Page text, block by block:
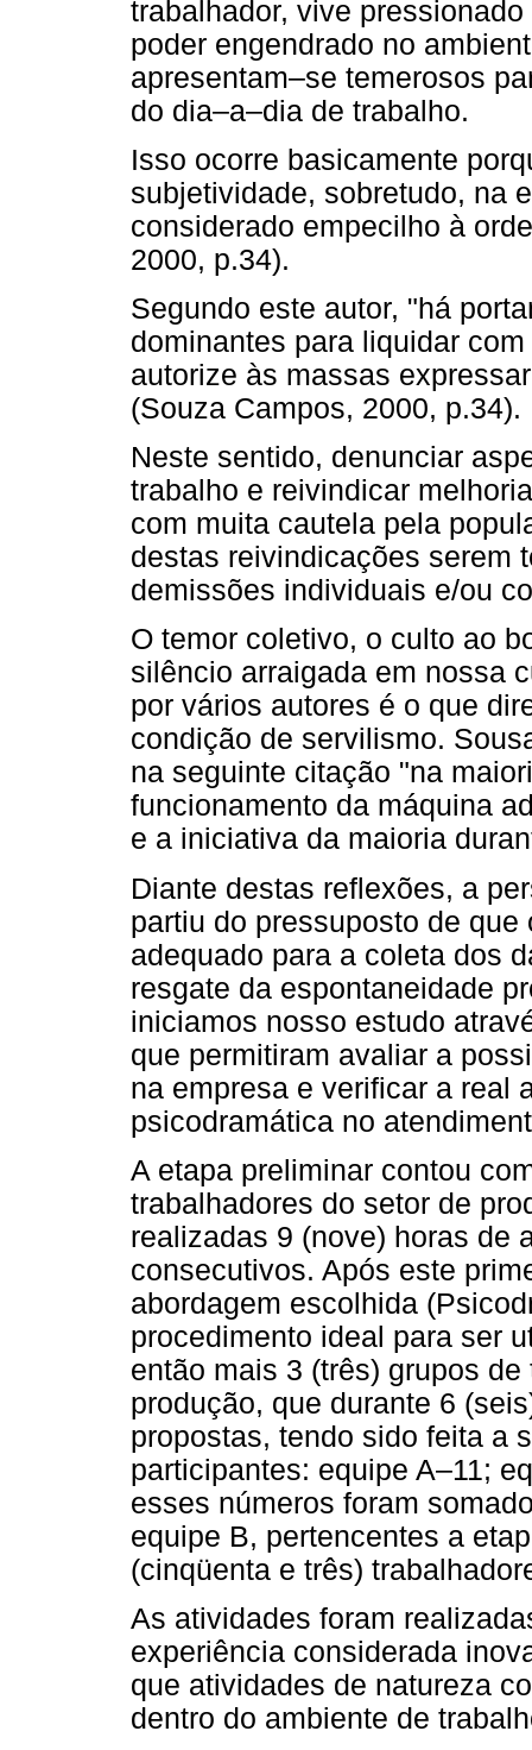
trabalhador, vive
poder engendrado no
apresentam–se temerosos
do dia–a–dia de trabalho.
Isso ocorre basicamente
subjetividade, sobretudo, na
considerado empecilho à
2000, p.34).
Segundo este autor, "há
dominantes para liquidar
autorize às massas
(Souza Campos, 2000, p.34).
Neste sentido, denunciar
trabalho e reivindicar
com muita cautela pela
destas reivindicações serem
demissões individuais e/ou
O temor coletivo, o culto ao
silêncio arraigada em nossa
por vários autores é o que
condição de servilismo.
na seguinte citação "na
funcionamento da máquina
e a iniciativa da maioria
Diante destas reflexões, a
partiu do pressuposto de
adequado para a coleta dos
resgate da espontaneidade
iniciamos nosso estudo
que permitiram avaliar a
na empresa e verificar a real
psicodramática no
A etapa preliminar contou
trabalhadores do setor de
realizadas 9 (nove) horas de
consecutivos. Após este
abordagem escolhida
procedimento ideal para ser
então mais 3 (três) grupos
produção, que durante 6
propostas, tendo sido feita a
participantes: equipe A–11;
esses números foram
equipe B, pertencentes a
(cinqüenta e três)
As atividades foram
experiência considerada
que atividades de natureza
dentro do ambiente de